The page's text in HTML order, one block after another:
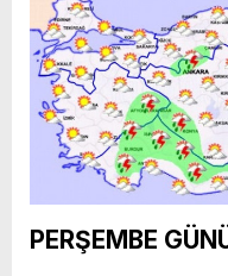
PERŞEMBE